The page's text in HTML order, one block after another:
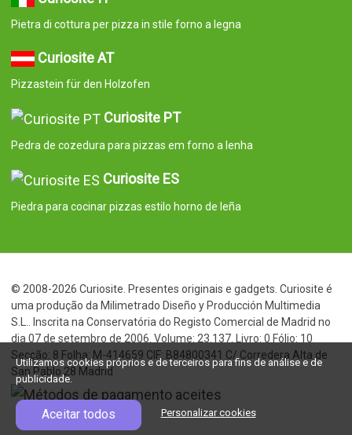
dia 07 de setembro de 2006. Volume: 23.137. Livro: 0 Fólio: 10
Secção: 8 Folha: M-414659 CIF: B84800341 C/ Corredera Alta de
Utilizamos cookies próprios e de terceiros para fins de análise e de
publicidade.
Aceitar todos Personalizar cookies